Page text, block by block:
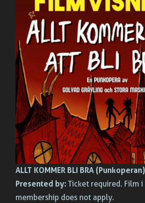
ALLT KOMMER BLI BRA (Punkoperan)
Presented by: Ticket required. Film
membership does not apply.